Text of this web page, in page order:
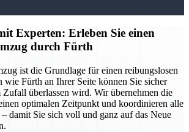
Experten: Erleben Sie einen
durch Fürth
ist die Grundlage für einen reibungslosen
Fürth an Ihrer Seite können Sie sicher
Zufall überlassen wird. Wir übernehmen die
optimalen Zeitpunkt und koordinieren alle
damit Sie sich voll und ganz auf das Neue